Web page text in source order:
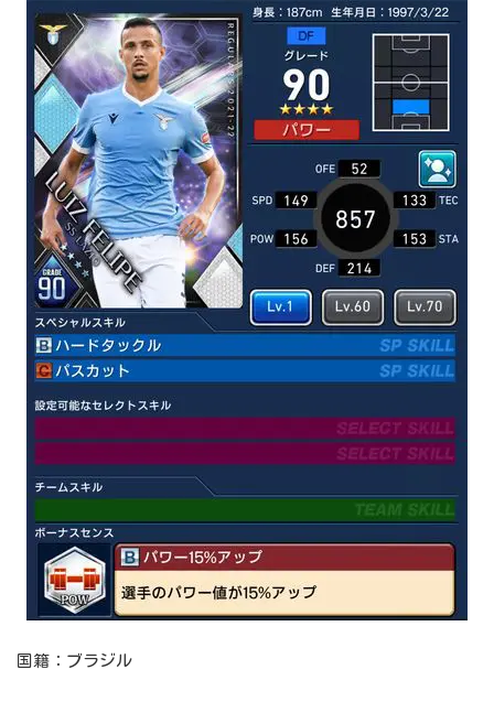
国籍：ブラジル